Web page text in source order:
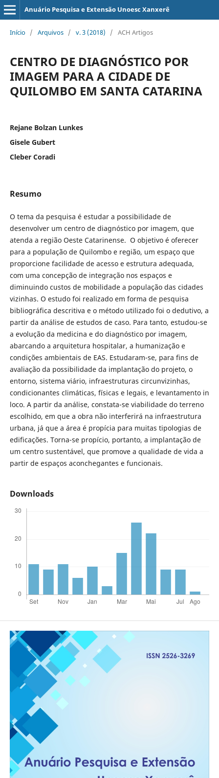
Anuário Pesquisa e Extensão Unoesc Xanxerê
Início / Arquivos / v. 3 (2018) / ACH Artigos
CENTRO DE DIAGNÓSTICO POR
IMAGEM PARA A CIDADE DE
QUILOMBO EM SANTA CATARINA
Rejane Bolzan Lunkes
Gisele Gubert
Cleber Coradi
Resumo
O tema da pesquisa é estudar a possibilidade de
desenvolver um centro de diagnóstico por imagem, que
atenda a região Oeste Catarinense. O objetivo é oferecer
para a população de Quilombo e região, um espaço que
proporcione facilidade de acesso e estrutura adequada,
com uma concepção de integração nos espaços e
diminuindo custos de mobilidade a população das cidades
vizinhas. O estudo foi realizado em forma de pesquisa
bibliográfica descritiva e o método utilizado foi o dedutivo, a
partir da análise de estudos de caso. Para tanto, estudou-se
a evolução da medicina e do diagnóstico por imagem,
abarcando a arquitetura hospitalar, a humanização e
condições ambientais de EAS. Estudaram-se, para fins de
avaliação da possibilidade da implantação do projeto, o
entorno, sistema viário, infraestruturas circunvizinhas,
condicionantes climáticas, físicas e legais, e levantamento in
loco. A partir da análise, constata-se viabilidade do terreno
escolhido, em que a obra não interferirá na infraestrutura
urbana, já que a área é propícia para muitas tipologias de
edificações. Torna-se propício, portanto, a implantação de
um centro sustentável, que promove a qualidade de vida a
partir de espaços aconchegantes e funcionais.
Downloads